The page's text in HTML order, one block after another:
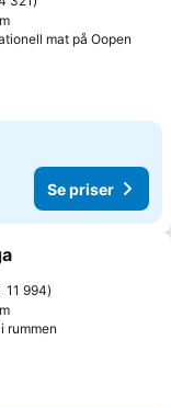
mat på Oopen
Se priser
Favoriter
11 994
rummen